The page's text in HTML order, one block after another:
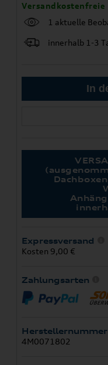
Versandkostenfreie
1 aktuelle
innerhalb 1-3
Expressversand
Kosten 9,00 €
Zahlungsarten
Herstellernummer
4M0071802